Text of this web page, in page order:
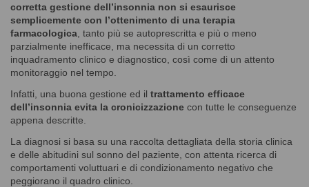
corretta gestione dell’insonnia non si esaurisce
semplicemente con l’ottenimento di una terapia
farmacologica , tanto più se autoprescritta e più o meno
parzialmente inefficace, ma necessita di un corretto
inquadramento clinico e diagnostico, così come di un attento
monitoraggio nel tempo.
Infatti, una buona gestione ed il trattamento efficace
dell’insonnia evita la cronicizzazione con tutte le conseguenze
appena descritte.
La diagnosi si basa su una raccolta dettagliata della storia clinica
e delle abitudini sul sonno del paziente, con attenta ricerca di
comportamenti voluttuari e di condizionamento negativo che
peggiorano il quadro clinico.